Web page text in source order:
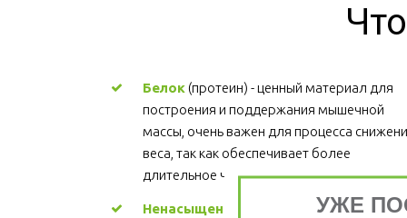
Белок (протеин) - ценный материал для
построения и поддержания мышечной
массы, очень важен для процесса
веса, так как обеспечивает более
длительное чувство сытости.
Ненасыщенные жиры
- участвуют в
УЖЕ